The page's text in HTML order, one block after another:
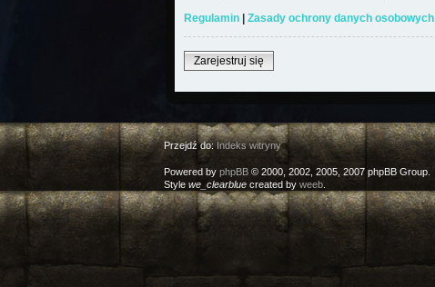
Regulamin | Zasady ochrony danych osobowych
Zarejestruj się
Przejdź do:Indeks witryny
Powered by phpBB© 2000, 2002, 2005, 2007 phpBB Group.
Style we_clearbluecreated by weeb.